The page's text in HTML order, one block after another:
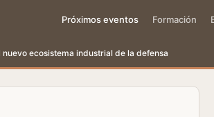
Próximos eventos Formación
ecosistema industrial de la defensa